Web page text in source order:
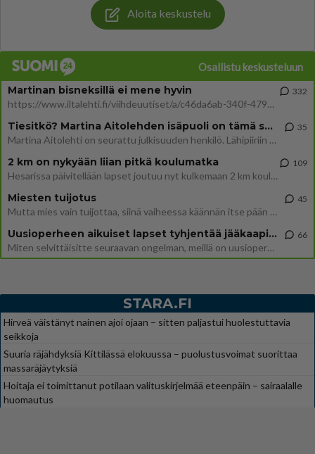
Aloita keskustelu
Osallistu keskusteluun
Martinan bisneksillä ei mene hyvin
https://www.iltalehti.fi/viihdeuutiset/a/c46da6ab-340f-4790-aaa7-0865eed2336 Yrityksen konkurssihakemus on tullut kärä
332
Tiesitkö? Martina Aitolehden isäpuoli on tämä suosittu laulaja
Martina Aitolehti on seurattu julkisuuden henkilö. Lähipiiriin mahtuu muitakin tunnettuja henkilöitä. Tiesitkö, että Ma
35
2 km on nykyään liian pitkä koulumatka
Hesarissa päivitellään lapset joutuu nyt kulkemaan 2 km kouluun jösses. Ruostefillarilla tuo matka menee vaikka miten äk
109
Miesten tuijotus
Mutta mies vain tuijottaa, siinä vaiheessa käännän itse pään pois. Mikä juttu? Yleensä jos joku tuijottaa tai katsoo, hä
45
Uusioperheen aikuiset lapset tyhjentää jääkaapin käydessään
Miten selvittäisitte seuraavan ongelman, meillä on uusioperhe, minulla teini-ikäiset lapset ja puolisolla aikuiset, jotk
66
STARA.FI
Hirveä väistänyt nainen ajoi ojaan – sitten paljastui huolestuttavia
seikkoja
Suuria räjähdyksiä Kittilässä elokuussa – puolustusvoimat suorittaa
massaräjäytyksiä
Hoitaja ei toimittanut potilaan valituskirjelmää eteenpäin – sairaalalle
huomautus